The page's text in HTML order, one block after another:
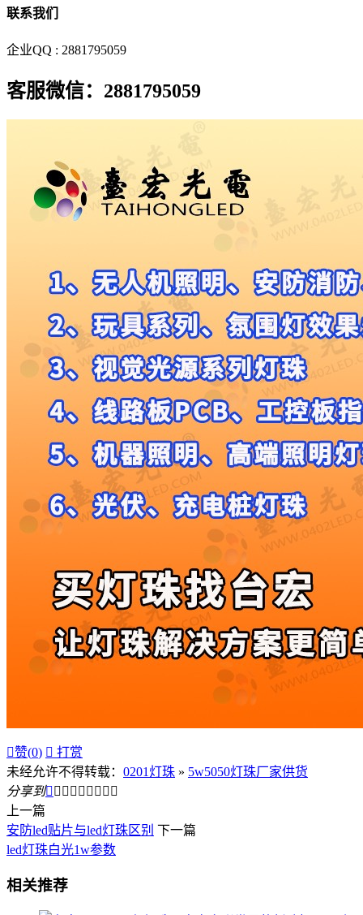
联系我们
企业QQ : 2881795059
客服微信：2881795059
赞(0)  打赏
未经允许不得转载： 0201灯珠 » 5w5050灯珠厂家供货
分享到        
上一篇
安防led贴片与led灯珠区别 下一篇
led灯珠白光1w参数
相关推荐